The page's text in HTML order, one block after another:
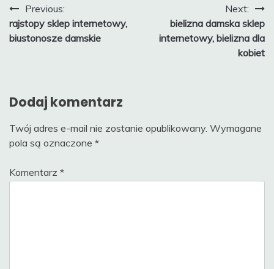
Nawigacja
wpisu
Previous:
rajstopy sklep internetowy,
biustonosze damskie
Next:
bielizna damska sklep
internetowy, bielizna dla
kobiet
Dodaj komentarz
Twój adres e-mail nie zostanie opublikowany. Wymagane
pola są oznaczone *
Komentarz *